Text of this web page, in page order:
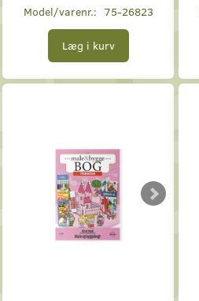
Model/varenr.: 75-26823
Læg i kurv